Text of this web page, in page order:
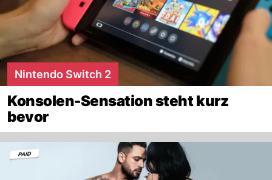
Nintendo Switch 2
Konsolen-Sensation steht kurz
bevor